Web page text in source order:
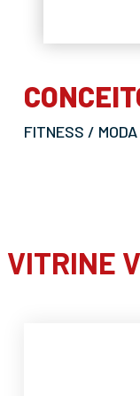
FITNESS /
VITRINE